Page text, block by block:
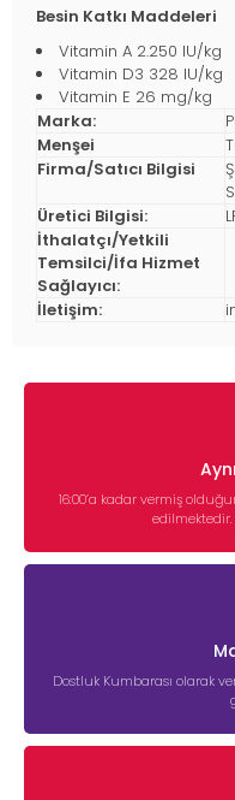
Besin Katkı Maddeleri
Vitamin A 2.250 IU/kg
Vitamin D3 328 IU/kg
Vitamin E 26 mg/kg
Marka:
Menşei
Firma/Satıcı Bilgisi
Üretici Bilgisi:
İthalatçı/Yetkili
Temsilci/İfa Hizmet
Sağlayıcı:
İletişim:
16:00’a kadar vermiş
edilmektedir.
Dostluk Kumbarası olarak